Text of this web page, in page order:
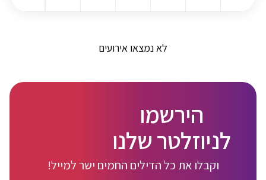
לא נמצאו אירועים
הירשמו
לניוזלטר שלנו
וקבלו את כל הדילים החמים ישר למייל!